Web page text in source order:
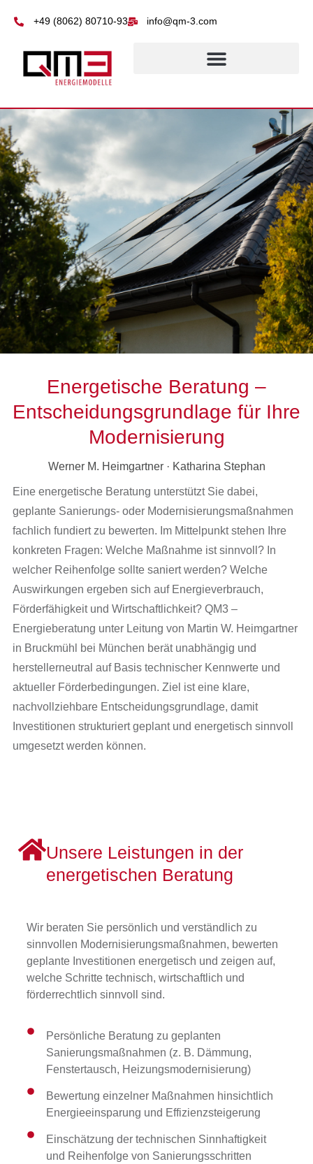
springen+49 (8062) 80710-93 info@qm-3.com
Energetische Beratung –
Entscheidungsgrundlage für Ihre
Modernisierung
Werner M. Heimgartner · Katharina Stephan
Eine energetische Beratung unterstützt Sie dabei,
geplante Sanierungs- oder Modernisierungsmaßnahmen
fachlich fundiert zu bewerten. Im Mittelpunkt stehen Ihre
konkreten Fragen: Welche Maßnahme ist sinnvoll? In
welcher Reihenfolge sollte saniert werden? Welche
Auswirkungen ergeben sich auf Energieverbrauch,
Förderfähigkeit und Wirtschaftlichkeit? QM3 –
Energieberatung unter Leitung von Martin W. Heimgartner
in Bruckmühl bei München berät unabhängig und
herstellerneutral auf Basis technischer Kennwerte und
aktueller Förderbedingungen. Ziel ist eine klare,
nachvollziehbare Entscheidungsgrundlage, damit
Investitionen strukturiert geplant und energetisch sinnvoll
umgesetzt werden können.
Unsere Leistungen in der
energetischen Beratung
Wir beraten Sie persönlich und verständlich zu
sinnvollen Modernisierungsmaßnahmen, bewerten
geplante Investitionen energetisch und zeigen auf,
welche Schritte technisch, wirtschaftlich und
förderrechtlich sinnvoll sind.
Persönliche Beratung zu geplanten
Sanierungsmaßnahmen (z. B. Dämmung,
Fenstertausch, Heizungsmodernisierung)
Bewertung einzelner Maßnahmen hinsichtlich
Energieeinsparung und Effizienzsteigerung
Einschätzung der technischen Sinnhaftigkeit
und Reihenfolge von Sanierungsschritten